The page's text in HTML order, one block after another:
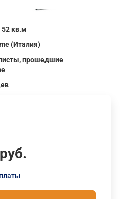
кв.м
(Италия)
прошедшие
руб.